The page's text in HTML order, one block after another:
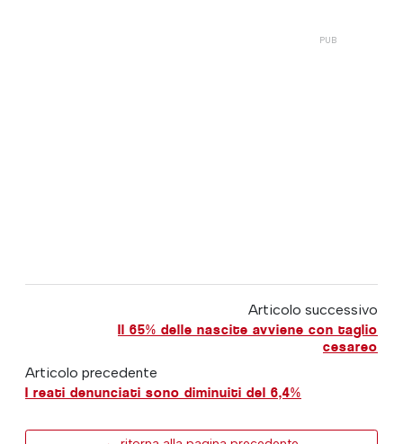
Articolo successivo
Il 65% delle nascite avviene con taglio
cesareo
Articolo precedente
I reati denunciati sono diminuiti del 6,4%